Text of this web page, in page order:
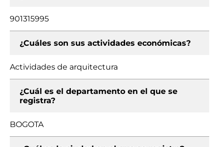
901315995
¿Cuáles son sus actividades económicas?
Actividades de arquitectura
¿Cuál es el departamento en el que se
registra?
BOGOTA